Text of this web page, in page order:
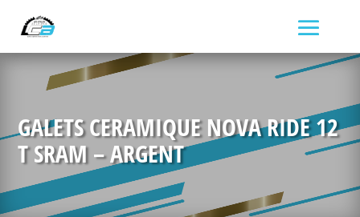
GALETS CERAMIQUE NOVA RIDE 12
T SRAM – ARGENT